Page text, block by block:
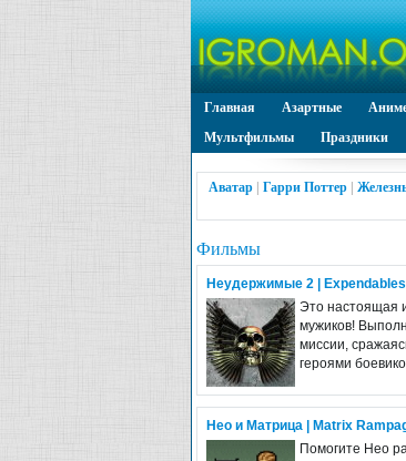
Главная Азартные
Мультфильмы
Праздники
Аватар Гарри Поттер
Фильмы
Неудержимые 2 |
Это настоящая
мужиков!
миссии,
героями
Нео и Матрица | Matrix
Помогите Нео